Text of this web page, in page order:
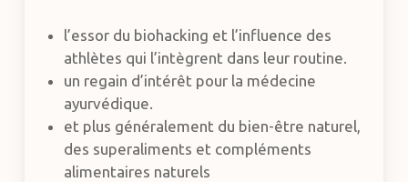
l’essor du biohacking et l’influence des
athlètes qui l’intègrent dans leur routine.
un regain d’intérêt pour la médecine
ayurvédique.
et plus généralement du bien-être naturel,
des superaliments et compléments
alimentaires naturels